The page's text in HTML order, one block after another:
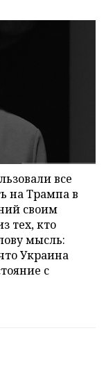
все
на Трампа в
своим
тех, кто
мысль:
Украина
с